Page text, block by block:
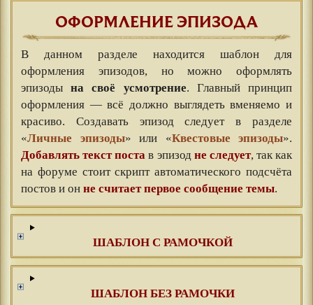
ОФОРМЛЕНИЕ ЭПИЗОДА
В данном разделе находится шаблон для
оформления эпизодов, но можно оформлять
эпизодына своё усмотрение. Главный принцип
оформления — всё должно выглядеть вменяемо и
красиво. Создавать эпизод следует в разделе
«Личные эпизоды» или «Квестовые эпизоды».
Добавлять текст поста в эпизод не следует, так как
на форуме стоит скрипт автоматического подсчёта
постов и он не считает первое сообщение темы.
ШАБЛОН С РАМОЧКОЙ
ШАБЛОН БЕЗ РАМОЧКИ